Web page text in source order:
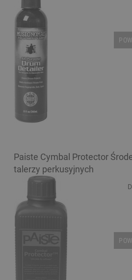
Paiste Cymbal Protector
talerzy perkusyjnych